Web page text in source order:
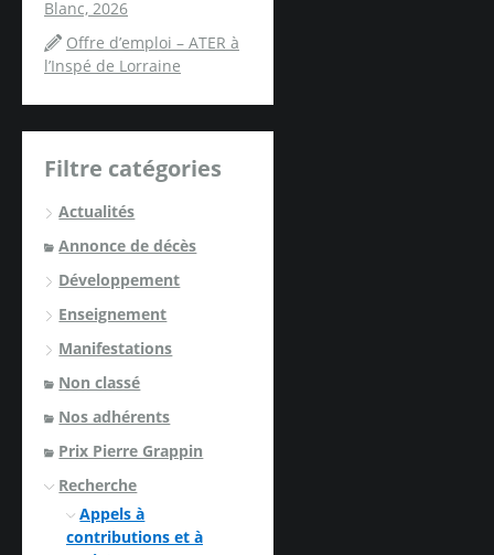
Blanc, 2026
Offre d’emploi – ATER à
l’Inspé de Lorraine
Filtre catégories
Actualités
Annonce de décès
Développement
Enseignement
Manifestations
Non classé
Nos adhérents
Prix Pierre Grappin
Recherche
Appels à
contributions et à